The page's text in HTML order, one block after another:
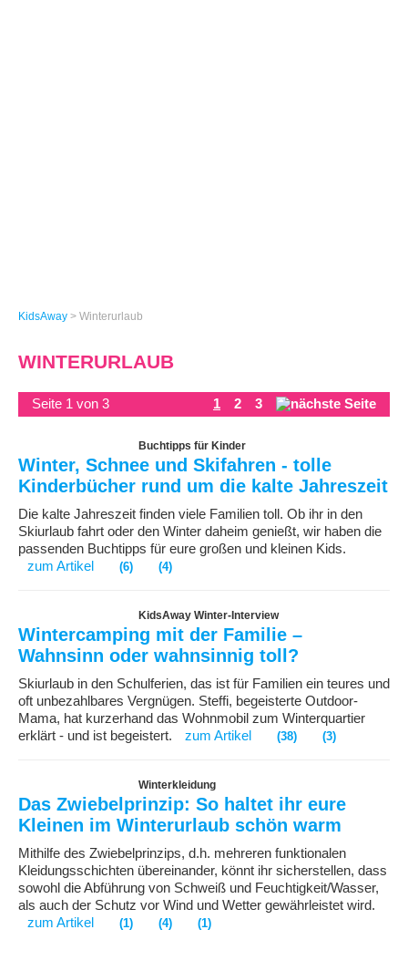
KidsAway > Winterurlaub
WINTERURLAUB
Seite 1 von 3 1 2 3
Buchtipps für Kinder
Winter, Schnee und Skifahren - tolle
Kinderbücher rund um die kalte Jahreszeit
Die kalte Jahreszeit finden viele Familien toll. Ob ihr in den
Skiurlaub fahrt oder den Winter daheim genießt, wir haben die
passenden Buchtipps für eure großen und kleinen Kids.
zum Artikel
(6) (4)
KidsAway Winter-Interview
Wintercamping mit der Familie –
Wahnsinn oder wahnsinnig toll?
Skiurlaub in den Schulferien, das ist für Familien ein teures und
oft unbezahlbares Vergnügen. Steffi, begeisterte Outdoor-
Mama, hat kurzerhand das Wohnmobil zum Winterquartier
erklärt - und ist begeistert.
zum Artikel (38) (3)
Winterkleidung
Das Zwiebelprinzip: So haltet ihr eure
Kleinen im Winterurlaub schön warm
Mithilfe des Zwiebelprinzips, d.h. mehreren funktionalen
Kleidungsschichten übereinander, könnt ihr sicherstellen, dass
sowohl die Abführung von Schweiß und Feuchtigkeit/Wasser,
als auch der Schutz vor Wind und Wetter gewährleistet wird.
zum Artikel
(1) (4) (1)